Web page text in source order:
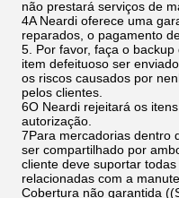
não prestará serviços de
4A Neardi oferece uma
reparados, o pagamento
5. Por favor, faça o
item defeituoso ser
os riscos causados por
pelos clientes.
6O Neardi rejeitará os
autorização.
7Para mercadorias dentro
ser compartilhado por
cliente deve suportar
relacionadas com a
Cobertura não garantida